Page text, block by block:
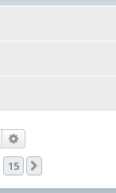
Поиск
15